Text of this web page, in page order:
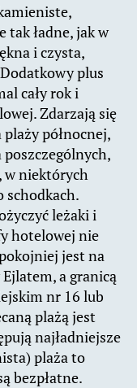
tak ładne, jak w
i czysta,
plus
cały rok i
Zdarzają się
północnej,
w niektórych
schodkach.
leżaki i
hotelowej nie
jest na
a granicą
nr 16 lub
plażą jest
najładniejsze
plaża to
bezpłatne.